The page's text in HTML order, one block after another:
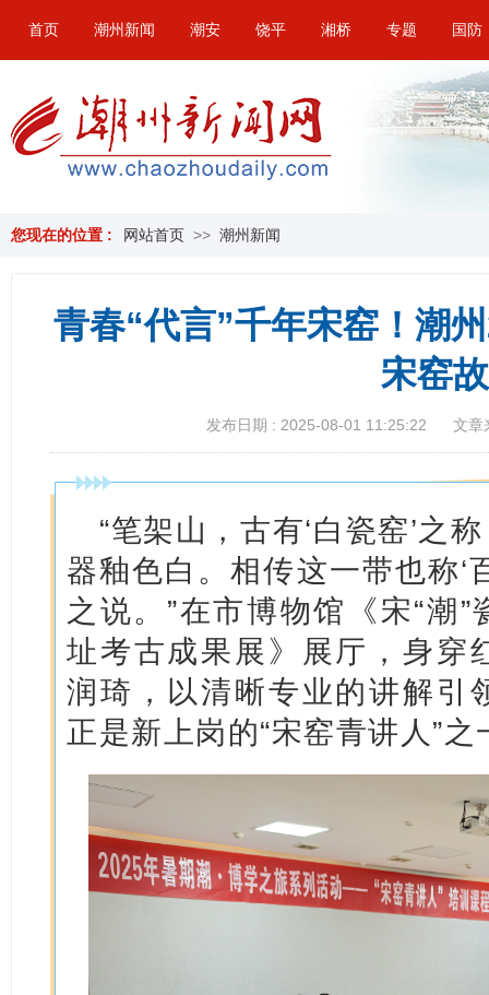
首页 潮州新闻 潮安 饶平 湘桥 专题 国防
您现在的位置 : 网站首页 >> 潮州新闻
青春“代言”千年宋窑！潮
宋窑
发布日期 : 2025-08-01 11:25:22 文章
“笔架山，古有‘白瓷窑’之
器釉色白。相传这一带也称‘
之说。”在市博物馆《宋“
址考古成果展》展厅，身穿
润琦，以清晰专业的讲解引
正是新上岗的“宋窑青讲人”之